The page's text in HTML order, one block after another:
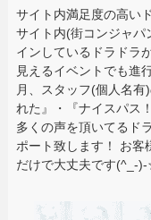
サイト内満足度の高い
サイト内(街コンジャパ
インしているドラドラ
見えるイベントでも進
月、スタッフ(個人名
れた』・『ナイスパス
多くの声を頂いてるド
ポート致します！ お客
だけで大丈夫です(^_-